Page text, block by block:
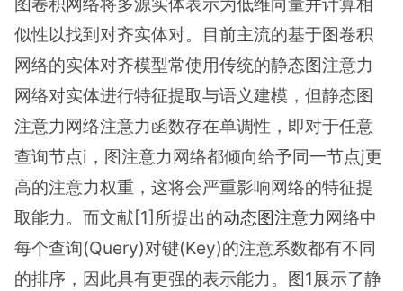
似性以找到对齐实体对。目前主流的基于图卷积
网络的实体对齐模型常使用传统的静态图注意力
网络对实体进行特征提取与语义建模，但静态图
注意力网络注意力函数存在单调性，即对于任意
查询节点i，图注意力网络都倾向给予同一节点j更
高的注意力权重，这将会严重影响网络的特征提
取能力。而文献[1]所提出的动态图注意力网络中
每个查询(Query)对键(Key)的注意系数都有不同
的排序，因此具有更强的表示能力。图1展示了静